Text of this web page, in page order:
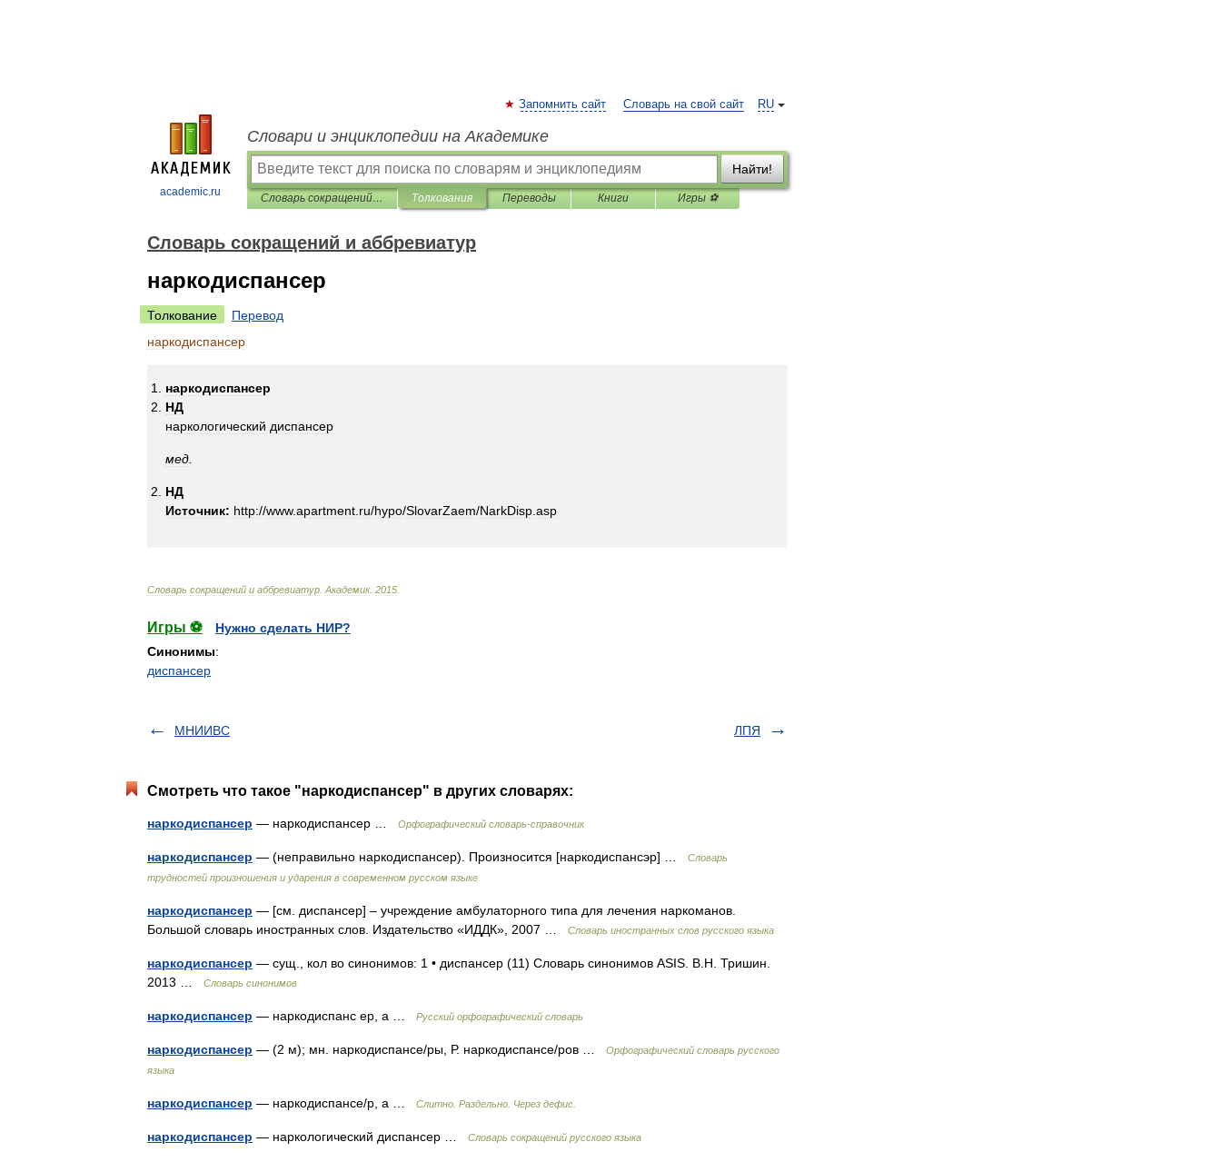
academic.ru
RU
Запомнить сайт Словарь на свой сайт
Словари и энциклопедии на Академике
Найти!
Словарь сокращений и аббревиатур Толкования Переводы Книги Игры ⚽
Словарь сокращений и аббревиатур
наркодиспансер
Толкование
Перевод
наркодиспансер
наркодиспансер
НД
наркологический диспансер
мед
НД
Источник: http://www.apartment ru/hypo/SlovarZaem/NarkDisp asp
Словарь сокращений и аббревиатур Академик. 2015
Игры ⚽
Нужно сделать НИР?
Синонимы:
диспансер
МНИИВС ЛПЯ
Смотреть что такое "наркодиспансер" в других словарях:
наркодиспансер — наркодиспансер … Орфографический словарь-справочник
наркодиспансер — (неправильно наркодиспансер). Произносится [наркодиспансэр] …
Словарь
трудностей произношения и ударения в современном русском языке
наркодиспансер — [см. диспансер] – учреждение амбулаторного типа для лечения наркоманов.
Большой словарь иностранных слов. Издательство «ИДДК», 2007 …
Словарь иностранных слов русского языка
наркодиспансер — сущ., кол во синонимов: 1 • диспансер (11) Словарь синонимов ASIS. В.Н. Тришин.
2013 …
Словарь синонимов
наркодиспансер — наркодиспанс ер, а … Русский орфографический словарь
наркодиспансер — (2 м); мн. наркодиспансе/ры, Р. наркодиспансе/ров …
Орфографический словарь русского
языка
наркодиспансер — наркодиспансе/р, а … Слитно. Раздельно. Через дефис.
наркодиспансер — наркологический диспансер … Словарь сокращений русского языка